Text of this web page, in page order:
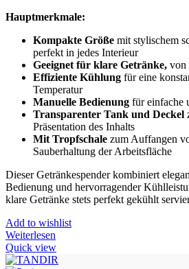
Hauptmerkmale:
Kompakte Größe mit stylischem
perfekt in jedes Interieur
Geeignet für klare Getränke, von
Effiziente Kühlung für eine
Temperatur
Manuelle Bedienung für einfache
Transparenter Tank und Deckel
Präsentation des Inhalts
Mit Tropfschale zum Auffangen
Sauberhaltung der Arbeitsfläche
Dieser Getränkespender kombiniert
Bedienung und hervorragender
klare Getränke stets perfekt gekühlt
Add to wishlist
Weiterlesen
Quick view